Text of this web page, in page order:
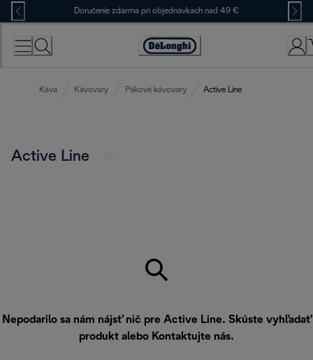
Skip
to
Content
Doručenie zdarma pri objednávkach nad 49 €
Accessibility
Káva Kávovary Pákové kávovary Active Line
Active Line
Nepodarilo sa nám nájsť nič pre Active Line. Skúste vyhľadať
produkt alebo Kontaktujte nás.